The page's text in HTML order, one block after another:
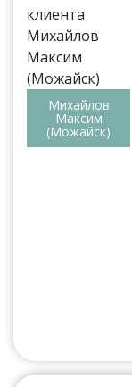
Михайлов
Максим
(Можайск)